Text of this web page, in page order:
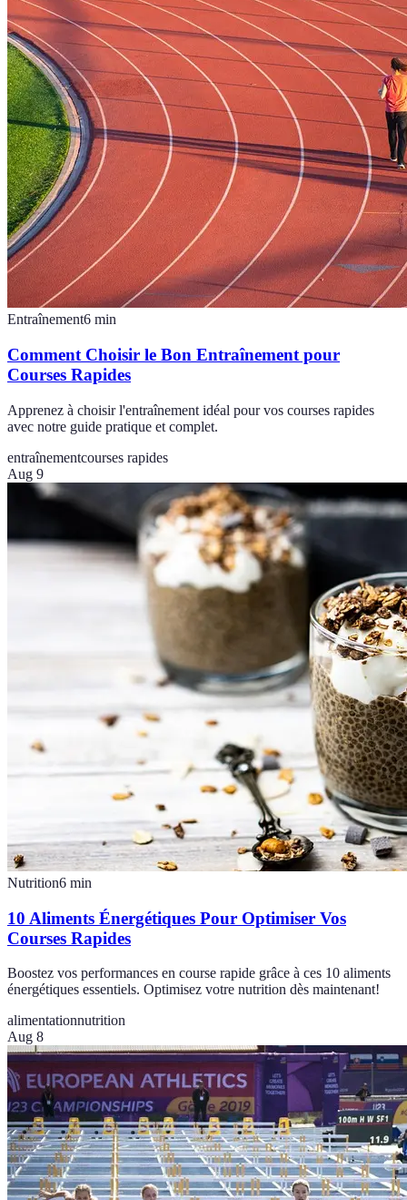
Entraînement6 min
Comment Choisir le Bon Entraînement pour
Courses Rapides
Apprenez à choisir l'entraînement idéal pour vos courses rapides
avec notre guide pratique et complet.
entraînementcourses rapides
Aug 9
Nutrition6 min
10 Aliments Énergétiques Pour Optimiser Vos
Courses Rapides
Boostez vos performances en course rapide grâce à ces 10 aliments
énergétiques essentiels. Optimisez votre nutrition dès maintenant!
alimentationnutrition
Aug 8